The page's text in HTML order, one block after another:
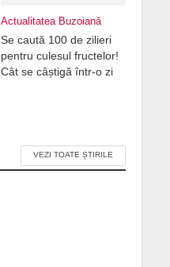
Actualitatea Buzoiană
Se caută 100 de zilieri
pentru culesul fructelor!
Cât se câștigă într-o zi
VEZI TOATE ȘTIRILE